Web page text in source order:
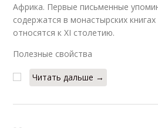
Африка. Первые письменные
содержатся в монастырских книгах
относятся к XI столетию.
Полезные свойства
Читать дальше →